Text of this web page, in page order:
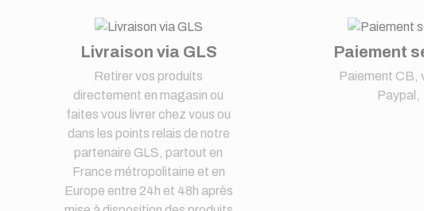
Livraison via GLS
Retirer vos produits
directement en magasin ou
faites vous livrer chez vous ou
dans les points relais de notre
partenaire GLS, partout en
France métropolitaine et en
Europe entre 24h et 48h après
Paiement
Paiement CB,
Paypal,